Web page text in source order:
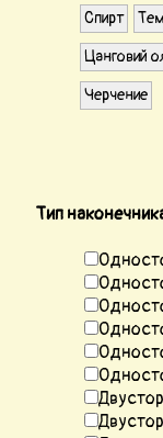
Спирт
Цанговий
Черчение
Тип